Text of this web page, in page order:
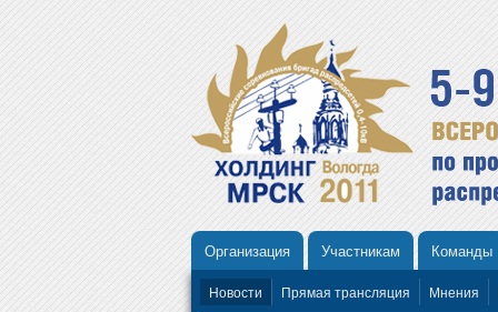
Организация Участникам Команды
Новости Прямая трансляция Мнения